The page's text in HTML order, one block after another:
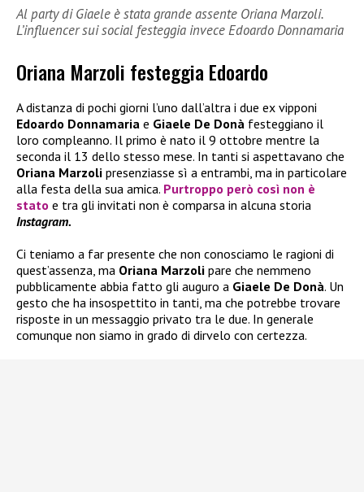
Al party di Giaele è stata grande assente Oriana Marzoli.
L’influencer sui social festeggia invece Edoardo Donnamaria
Oriana Marzoli festeggia Edoardo
A distanza di pochi giorni l’uno dall’altra i due ex vipponi
Edoardo Donnamaria e Giaele De Donà festeggiano il
loro compleanno. Il primo è nato il 9 ottobre mentre la
seconda il 13 dello stesso mese. In tanti si aspettavano che
Oriana Marzoli presenziasse sì a entrambi, ma in particolare
alla festa della sua amica. Purtroppo però così non è
stato e tra gli invitati non è comparsa in alcuna storia
Instagram.
Ci teniamo a far presente che non conosciamo le ragioni di
quest’assenza, ma Oriana Marzoli pare che nemmeno
pubblicamente abbia fatto gli auguro a Giaele De Donà. Un
gesto che ha insospettito in tanti, ma che potrebbe trovare
risposte in un messaggio privato tra le due. In generale
comunque non siamo in grado di dirvelo con certezza.